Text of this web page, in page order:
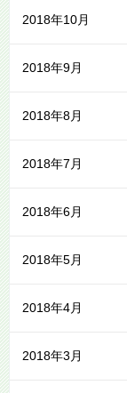
2018年10月
2018年9月
2018年8月
2018年7月
2018年6月
2018年5月
2018年4月
2018年3月